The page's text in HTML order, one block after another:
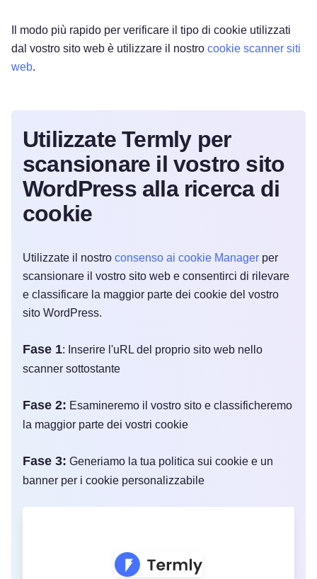
Il modo più rapido per verificare il tipo di cookie utilizzati
dal vostro sito web è utilizzare il nostro cookie scanner siti
web.
Utilizzate Termly per
scansionare il vostro sito
WordPress alla ricerca di
cookie
Utilizzate il nostro consenso ai cookie Manager per
scansionare il vostro sito web e consentirci di rilevare
e classificare la maggior parte dei cookie del vostro
sito WordPress.
Fase 1: Inserire l'uRL del proprio sito web nello
scanner sottostante
Fase 2: Esamineremo il vostro sito e classificheremo
la maggior parte dei vostri cookie
Fase 3: Generiamo la tua politica sui cookie e un
banner per i cookie personalizzabile